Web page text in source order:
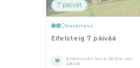
7 päivät
Keskitaso
Eifelsteig 7 päivää
Enemmän kuin 20 km per
päivä